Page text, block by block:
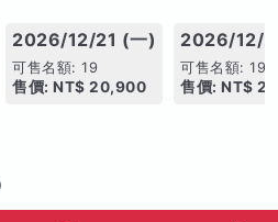
2026/12/21 (一)
可售名額: 19
售價: NT$ 20,900
2026/12/
可售名額: 19
售價: NT$